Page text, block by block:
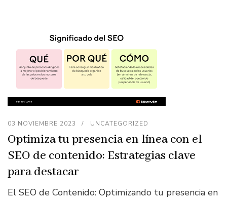
03 NOVIEMBRE 2023 UNCATEGORIZED
Optimiza tu presencia en línea con el
SEO de contenido: Estrategias clave
para destacar
El SEO de Contenido: Optimizando tu presencia en